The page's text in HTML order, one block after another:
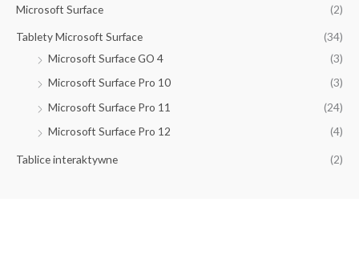
Microsoft Surface (2)
Tablety Microsoft Surface
(34)
Microsoft Surface GO 4
(3)
Microsoft Surface Pro 10
(3)
Microsoft Surface Pro 11
(24)
Microsoft Surface Pro 12
(4)
Tablice interaktywne (2)